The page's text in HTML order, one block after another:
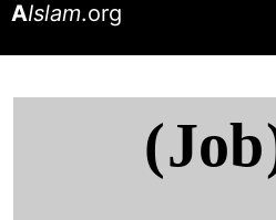
AIslam.org